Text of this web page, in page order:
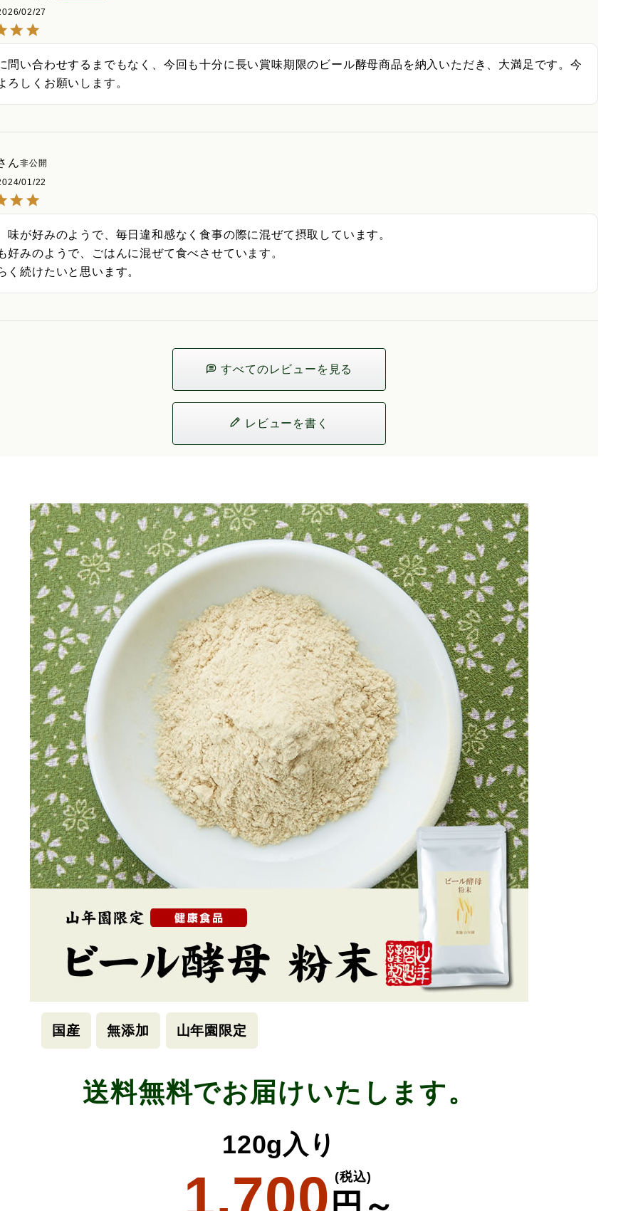
02/27
問い合わせするまでもなく、今回も十分に長い賞味期限のビール酵母商品を納入いただき、大満足です。今
ろしくお願いします。
非公開
01/22
味が好みのようで、毎日違和感なく食事の際に混ぜて摂取しています。
好みのようで、ごはんに混ぜて食べさせています。
く続けたいと思います。
すべてのレビューを見る
レビューを書く
国産 無添加 山年園限定
送料無料でお届けいたします。
120g入り
1,700 (税込)